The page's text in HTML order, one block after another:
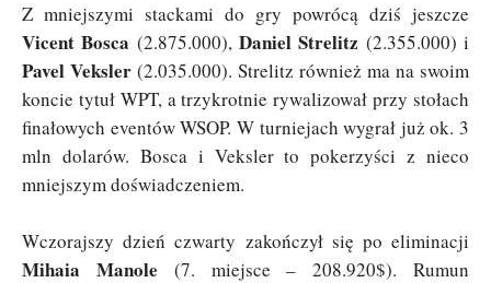
Z mniejszymi stackami do gry powrócą dziś jeszcze
Vicent Bosca (2.875.000),Daniel Strelitz (2.355.000) i
Pavel Veksler (2.035.000). Strelitz również ma na swoim
koncie tytuł WPT, a trzykrotnie rywalizował przy stołach
finałowych eventów WSOP. W turniejach wygrał już ok. 3
mln dolarów. Bosca i Veksler to pokerzyści z nieco
mniejszym doświadczeniem.
Wczorajszy dzień czwarty zakończył się po eliminacji
Mihaia Manole (7. miejsce – 208.920$). Rumun